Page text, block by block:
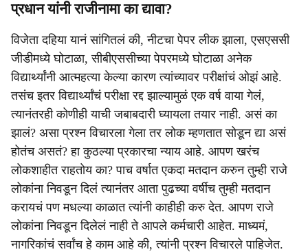
प्रधान यांनी राजीनामा का द्यावा?
विजेता दहिया यानं सांगितलं की, नीटचा पेपर लीक झाला, एसएससी
जीडीमध्ये घोटाळा, सीबीएससीच्या पेपरमध्ये घोटाळा अनेक
विद्यार्थ्यांनी आत्महत्या केल्या कारण त्यांच्यावर परीक्षांचं ओझं आहे.
तसंच इतर विद्यार्थ्यांचं परीक्षा रद्द झाल्यामुळं एक वर्ष वाया गेलं,
त्यानंतरही कोणीही याची जबाबदारी घ्यायला तयार नाही. असं का
झालं? असा प्रश्न विचारला गेला तर लोक म्हणतात सोडून द्या असं
होतंच असतं? हा कुठल्या प्रकारचा न्याय आहे. आपण खरंच
लोकशाहीत राहतोय का? पाच वर्षात एकदा मतदान करुन तुम्ही राजे
लोकांना निवडून दिलं त्यानंतर आता पुढच्या वर्षीच तुम्ही मतदान
करायचं पण मधल्या काळात त्यांनी काहीही करु देत. आपण राजे
लोकांना निवडून दिलेलं नाही ते आपले कर्मचारी आहेत. माध्यमं,
नागरिकांचं सर्वांच हे काम आहे की, त्यांनी प्रश्न विचारले पाहिजेत.